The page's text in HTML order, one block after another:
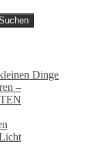
Dinge
–